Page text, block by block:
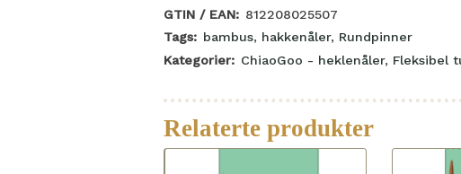
GTIN / EAN: 812208025507
Tags: bambus, hakkenåler, Rundpinner
Kategorier: ChiaoGoo - heklenåler, Fleksibel
Relaterte produkter